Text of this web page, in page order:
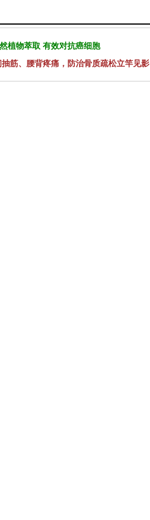
植物萃取 有效对抗癌细胞
筋、腰背疼痛，防治骨质疏松立竿见影